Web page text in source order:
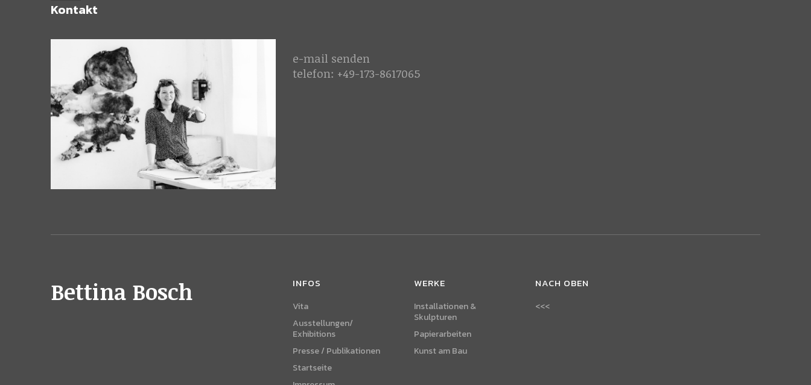
Kontakt
e-mail senden
telefon: +49-173-8617065
Bettina Bosch INFOS
Vita
Ausstellungen/
Exhibitions
Presse / Publikationen
Startseite
WERKE
Installationen &
Skulpturen
Papierarbeiten
Kunst am Bau
NACH OBEN
<<<